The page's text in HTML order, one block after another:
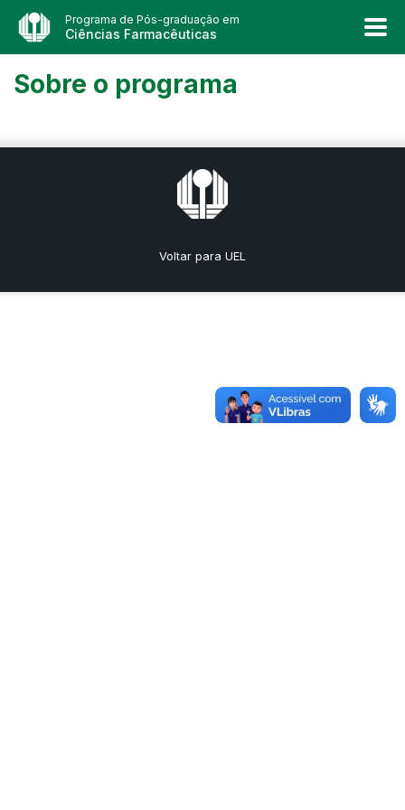
Programa de Pós-graduação em
Ciências Farmacêuticas
Sobre o programa
Voltar para UEL